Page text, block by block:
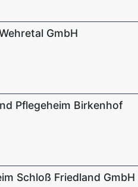
GmbH
Pflegeheim Birkenhof
Schloß Friedland GmbH